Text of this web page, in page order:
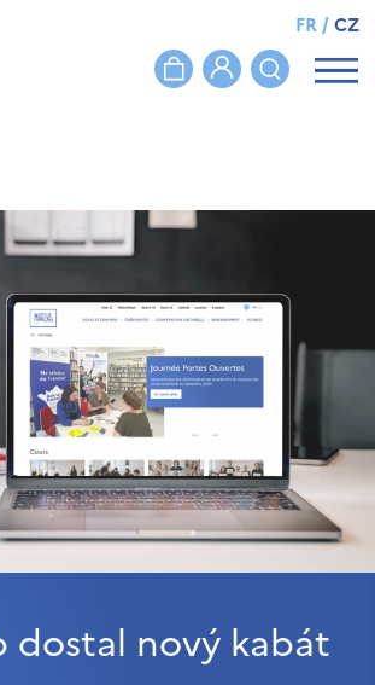
FR/CZ
dostal nový kabát